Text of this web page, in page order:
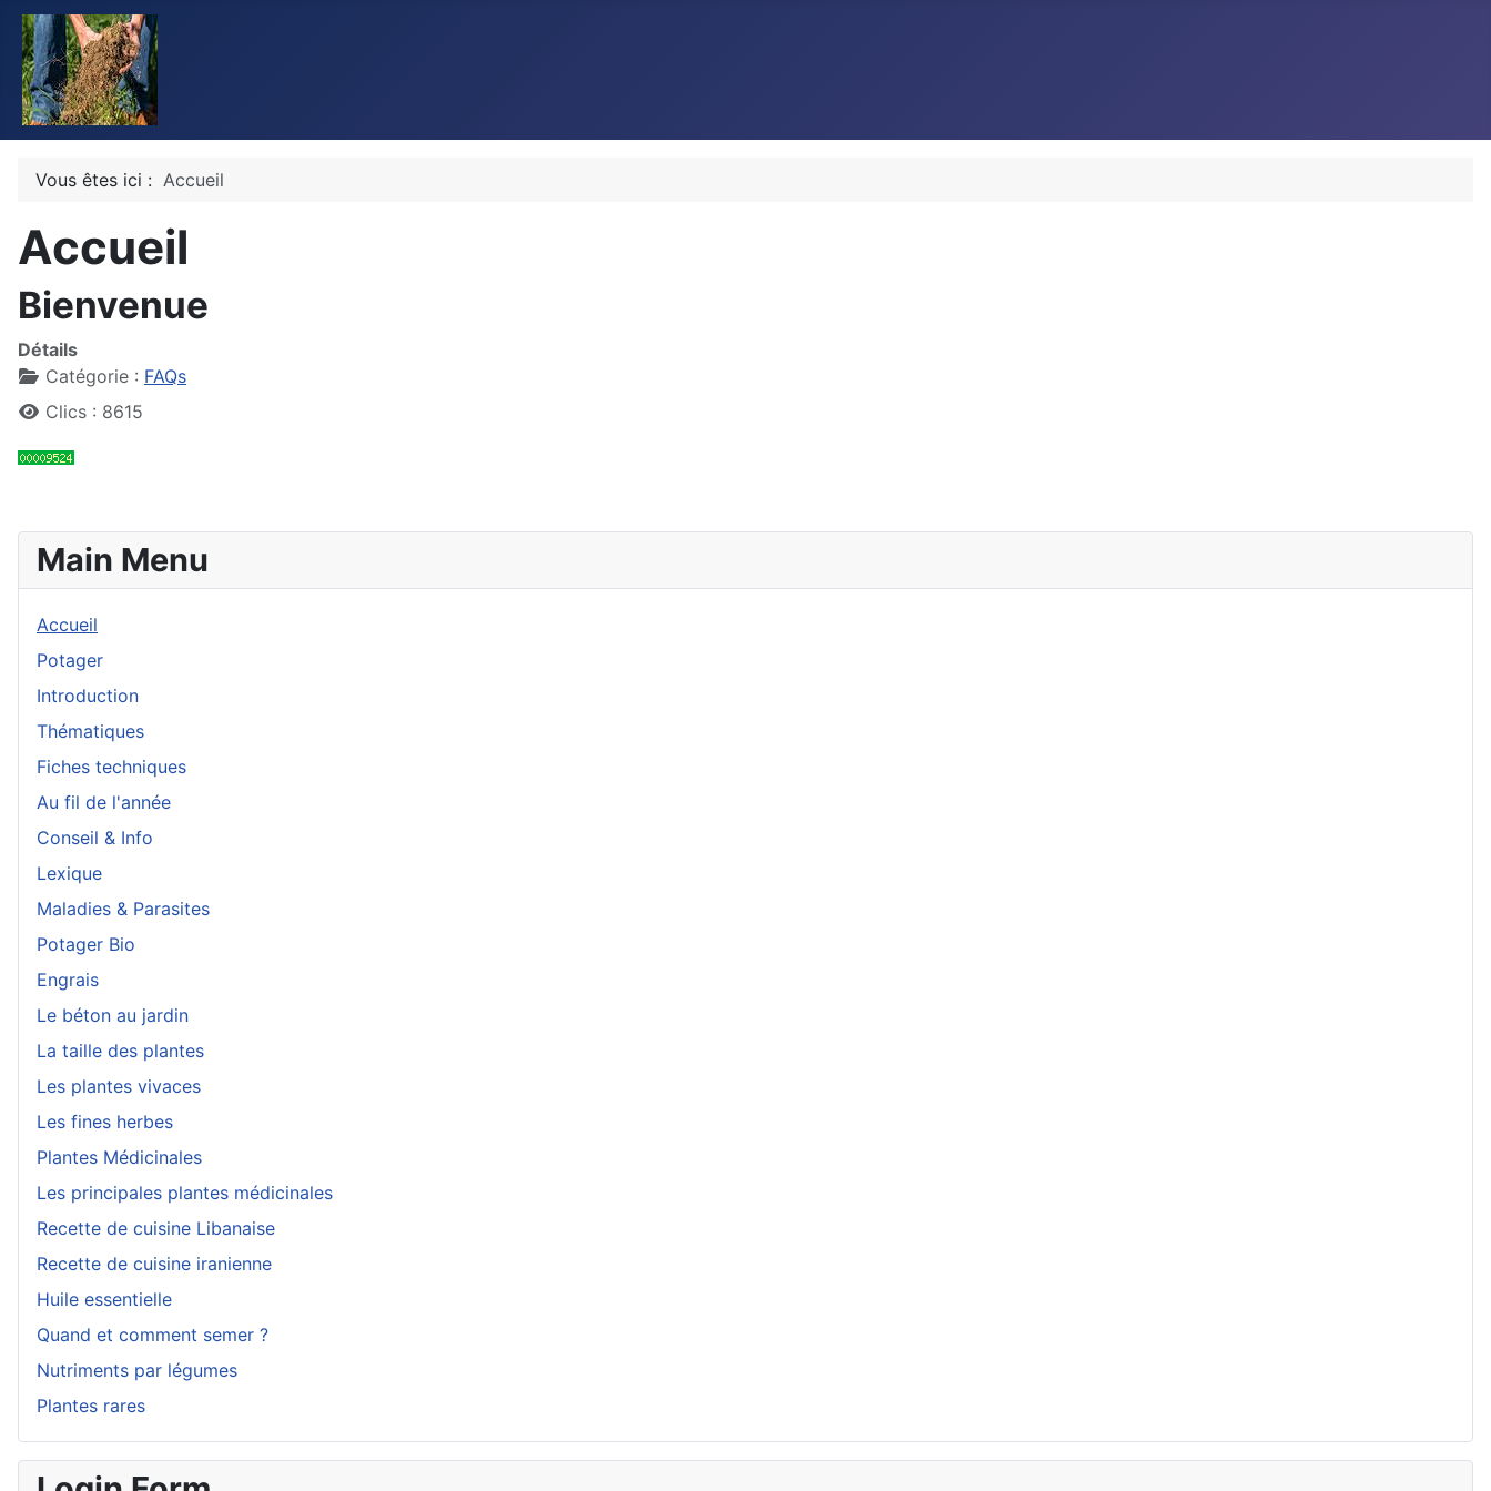
Vous êtes ici : Accueil
Accueil
Bienvenue
Détails
Catégorie : FAQs
Clics : 8615
Main Menu
Accueil
Potager
Introduction
Thématiques
Fiches techniques
Au fil de l'année
Conseil & Info
Lexique
Maladies & Parasites
Potager Bio
Engrais
Le béton au jardin
La taille des plantes
Les plantes vivaces
Les fines herbes
Plantes Médicinales
Les principales plantes médicinales
Recette de cuisine Libanaise
Recette de cuisine iranienne
Huile essentielle
Quand et comment semer ?
Nutriments par légumes
Plantes rares